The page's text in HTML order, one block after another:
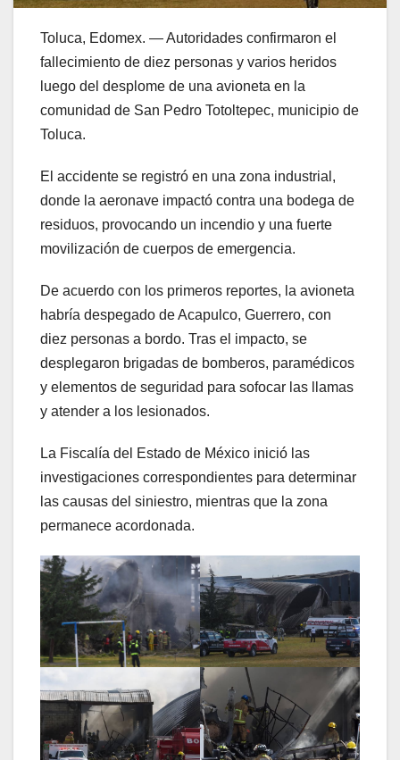
Toluca, Edomex. — Autoridades confirmaron el
fallecimiento de diez personas y varios heridos
luego del desplome de una avioneta en la
comunidad de San Pedro Totoltepec, municipio de
Toluca.
El accidente se registró en una zona industrial,
donde la aeronave impactó contra una bodega de
residuos, provocando un incendio y una fuerte
movilización de cuerpos de emergencia.
De acuerdo con los primeros reportes, la avioneta
habría despegado de Acapulco, Guerrero, con
diez personas a bordo. Tras el impacto, se
desplegaron brigadas de bomberos, paramédicos
y elementos de seguridad para sofocar las llamas
y atender a los lesionados.
La Fiscalía del Estado de México inició las
investigaciones correspondientes para determinar
las causas del siniestro, mientras que la zona
permanece acordonada.